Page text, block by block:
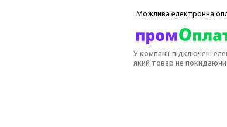
У компанії підключені
який товар не покидаючи